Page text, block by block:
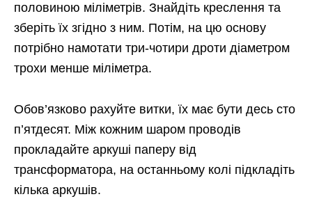
половиною міліметрів. Знайдіть креслення та
зберіть їх згідно з ним. Потім, на цю основу
потрібно намотати три-чотири дроти діаметром
трохи менше міліметра.
Обов’язково рахуйте витки, їх має бути десь сто
п’ятдесят. Між кожним шаром проводів
прокладайте аркуші паперу від
трансформатора, на останньому колі підкладіть
кілька аркушів.